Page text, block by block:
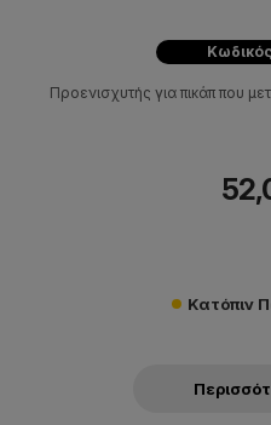
Προενισχυτής για πικάπ που
Κατόπιν